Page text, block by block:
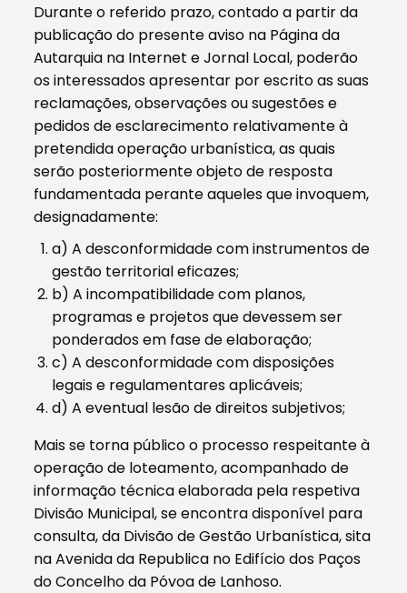
Durante o referido prazo, contado a partir da
publicação do presente aviso na Página da
Autarquia na Internet e Jornal Local, poderão
os interessados apresentar por escrito as suas
reclamações, observações ou sugestões e
pedidos de esclarecimento relativamente à
pretendida operação urbanística, as quais
serão posteriormente objeto de resposta
fundamentada perante aqueles que invoquem,
designadamente:
a) A desconformidade com instrumentos de
gestão territorial eficazes;
b) A incompatibilidade com planos,
programas e projetos que devessem ser
ponderados em fase de elaboração;
c) A desconformidade com disposições
legais e regulamentares aplicáveis;
d) A eventual lesão de direitos subjetivos;
Mais se torna público o processo respeitante à
operação de loteamento, acompanhado de
informação técnica elaborada pela respetiva
Divisão Municipal, se encontra disponível para
consulta, da Divisão de Gestão Urbanística, sita
na Avenida da Republica no Edifício dos Paços
do Concelho da Póvoa de Lanhoso.